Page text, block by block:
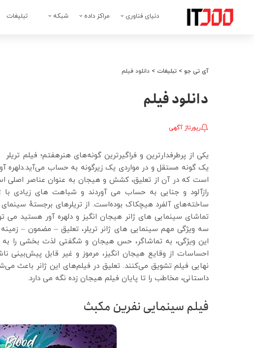
دنیای فناوری مراکز داده شبکه تبلیغات
آی تی جو > تبلیغات > دانلود فیلم
دانلود فیلم
رپورتاژ آگهی
یکی از پرطرفدارترین و فراگیرترین گونه‌های هنرهفتم؛ فیلم
است که در آن از تعلیق، کشش و هیجان به عنوان عناصر اصلی
رازآلود و جنایی به حساب می آوردند و شباهت های زیادی با
ساخته‌های آلفرد هیچکاک بوده‌است. از تریلرهای برجستهٔ
تماشای سینمایی های ژانر هیجان انگیز و دلهره آور هستید می
سه ویژگی مهم سینمایی های ژانر تریلر، تعلیق – مضمون –
این ویژگی، به تماشاگر، حس هیجان و شگفتی لذت بخشی را
احساسات از وقایع هیجان انگیز، مرموز و غیر قابل پیش‌بینی
نهایی فیلم تشویق می‌کنند. تعلیق در فیلم‌های این ژانر باعث
داستانی، مخاطب را تا پایان فیلم هیجان زده نگه می ‌دارد.
فیلم سینمایی نفرین مکبث